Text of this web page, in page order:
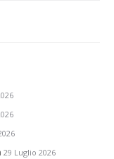
29 Luglio 2026